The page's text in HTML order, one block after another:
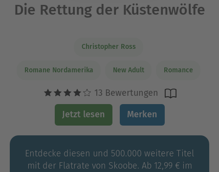
Die Rettung der Küstenwölfe
Christopher Ross
Romane Nordamerika New Adult Romance
13 Bewertungen
Jetzt lesen Merken
Entdecke diesen und 500.000 weitere Titel
mit der Flatrate von Skoobe. Ab 12,99 € im